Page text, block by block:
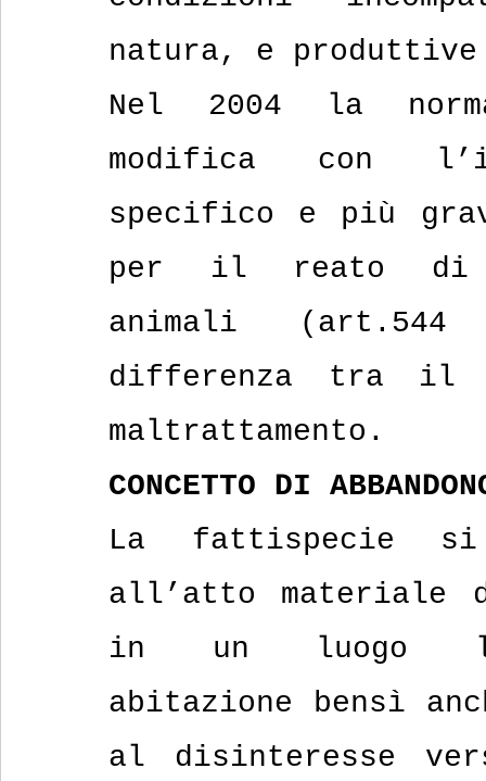
natura, e
Nel 2004 la
modifica con
specifico e più
per il reato di
animali
differenza tra il
maltrattamento.
CONCETTO DI
La fattispecie si
all’atto materiale
in un luogo
abitazione bensì
al disinteresse